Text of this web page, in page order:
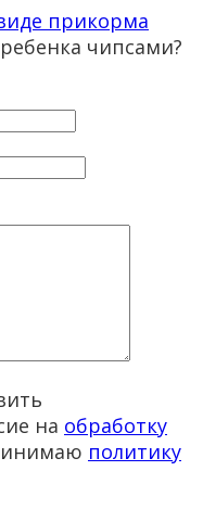
прикорма
чипсами?
на обработку
политику